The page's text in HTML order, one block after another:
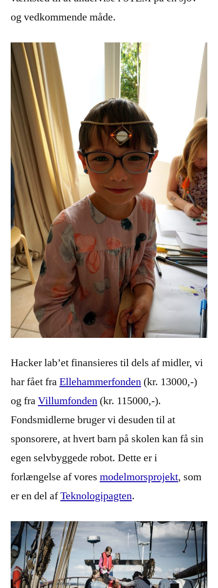
og vedkommende måde.
Hacker lab’et finansieres til dels af midler, vi
har fået fraEllehammerfonden (kr. 13000,-)
og fraVillumfonden (kr. 115000,-).
Fondsmidlerne bruger vi desuden til at
sponsorere, at hvert barn på skolen kan få sin
egen selvbyggede robot. Dette er i
forlængelse af vores modelmorsprojekt, som
er en del afTeknologipagten.